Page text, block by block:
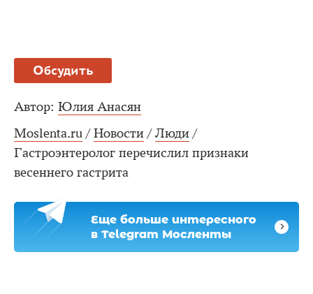
Обсудить
Автор: Юлия Анасян
Moslenta.ru / Новости / Люди /
Гастроэнтеролог перечислил признаки
весеннего гастрита
Еще больше интересного
в Telegram Мосленты